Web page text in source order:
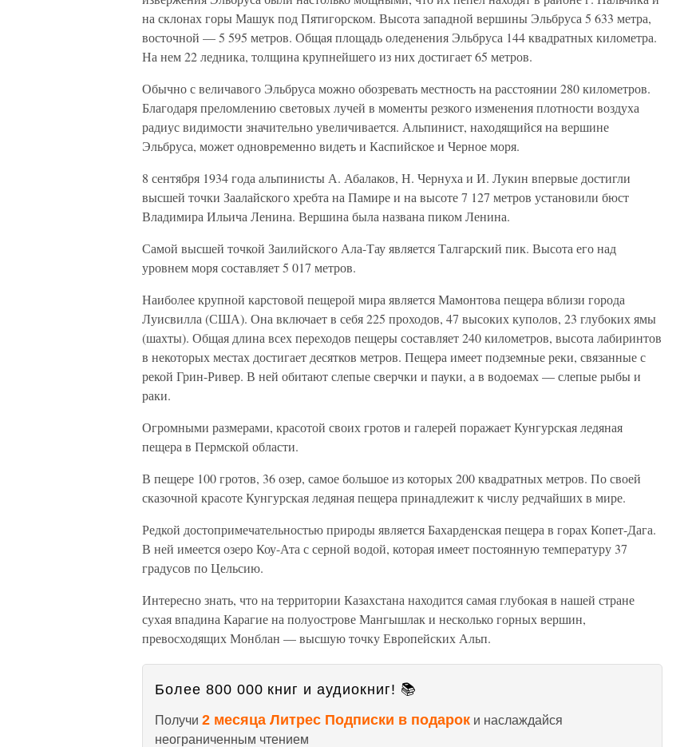
на склонах горы Машук под Пятигорском. Высота западной вершины Эльбруса 5 633 метра,
восточной — 5 595 метров. Общая площадь оледенения Эльбруса 144 квадратных километра.
На нем 22 ледника, толщина крупнейшего из них достигает 65 метров.
Обычно с величавого Эльбруса можно обозревать местность на расстоянии 280 километров.
Благодаря преломлению световых лучей в моменты резкого изменения плотности воздуха
радиус видимости значительно увеличивается. Альпинист, находящийся на вершине
Эльбруса, может одновременно видеть и Каспийское и Черное моря.
8 сентября 1934 года альпинисты А. Абалаков, Н. Чернуха и И. Лукин впервые достигли
высшей точки Заалайского хребта на Памире и на высоте 7 127 метров установили бюст
Владимира Ильича Ленина. Вершина была названа пиком Ленина.
Самой высшей точкой Заилийского Ала-Тау является Талгарский пик. Высота его над
уровнем моря составляет 5 017 метров.
Наиболее крупной карстовой пещерой мира является Мамонтова пещера вблизи города
Луисвилла (США). Она включает в себя 225 проходов, 47 высоких куполов, 23 глубоких ямы
(шахты). Общая длина всех переходов пещеры составляет 240 километров, высота лабиринтов
в некоторых местах достигает десятков метров. Пещера имеет подземные реки, связанные с
рекой Грин-Ривер. В ней обитают слепые сверчки и пауки, а в водоемах — слепые рыбы и
раки.
Огромными размерами, красотой своих гротов и галерей поражает Кунгурская ледяная
пещера в Пермской области.
В пещере 100 гротов, 36 озер, самое большое из которых 200 квадратных метров. По своей
сказочной красоте Кунгурская ледяная пещера принадлежит к числу редчайших в мире.
Редкой достопримечательностью природы является Бахарденская пещера в горах Копет-Дага.
В ней имеется озеро Коу-Ата с серной водой, которая имеет постоянную температуру 37
градусов по Цельсию.
Интересно знать, что на территории Казахстана находится самая глубокая в нашей стране
сухая впадина Карагие на полуострове Мангышлак и несколько горных вершин,
превосходящих Монблан — высшую точку Европейских Альп.
Более 800 000 книг и аудиокниг! 📚
Получи 2 месяца Литрес Подписки в подарок и наслаждайся
неограниченным чтением